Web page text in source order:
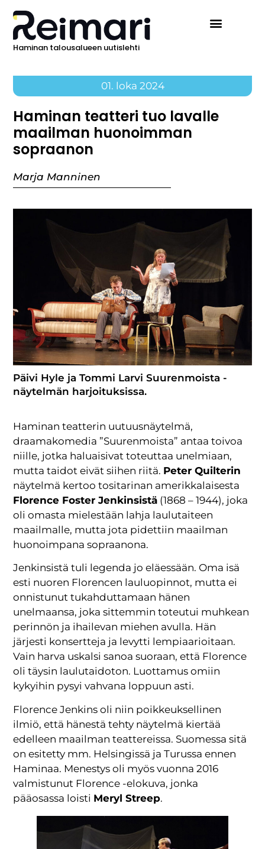
Haminan talousalueen uutislehti
01. loka 2024
Haminan teatteri tuo lavalle
maailman huonoimman
sopraanon
Marja Manninen
Päivi Hyle ja Tommi Larvi Suurenmoista -
näytelmän harjoituksissa.
Haminan teatterin uutuusnäytelmä,
draamakomedia ”Suurenmoista” antaa toivoa
niille, jotka haluaisivat toteuttaa unelmiaan,
mutta taidot eivät siihen riitä. Peter Quilterin
näytelmä kertoo tositarinan amerikkalaisesta
Florence Foster Jenkinsistä (1868 – 1944), joka
oli omasta mielestään lahja laulutaiteen
maailmalle, mutta jota pidettiin maailman
huonoimpana sopraanona.
Jenkinsistä tuli legenda jo eläessään. Oma isä
esti nuoren Florencen lauluopinnot, mutta ei
onnistunut tukahduttamaan hänen
unelmaansa, joka sittemmin toteutui muhkean
perinnön ja ihailevan miehen avulla. Hän
järjesti konsertteja ja levytti lempiaarioitaan.
Vain harva uskalsi sanoa suoraan, että Florence
oli täysin laulutaidoton. Luottamus omiin
kykyihin pysyi vahvana loppuun asti.
Florence Jenkins oli niin poikkeuksellinen
ilmiö, että hänestä tehty näytelmä kiertää
edelleen maailman teattereissa. Suomessa sitä
on esitetty mm. Helsingissä ja Turussa ennen
Haminaa. Menestys oli myös vuonna 2016
valmistunut Florence -elokuva, jonka
pääosassa loisti Meryl Streep.